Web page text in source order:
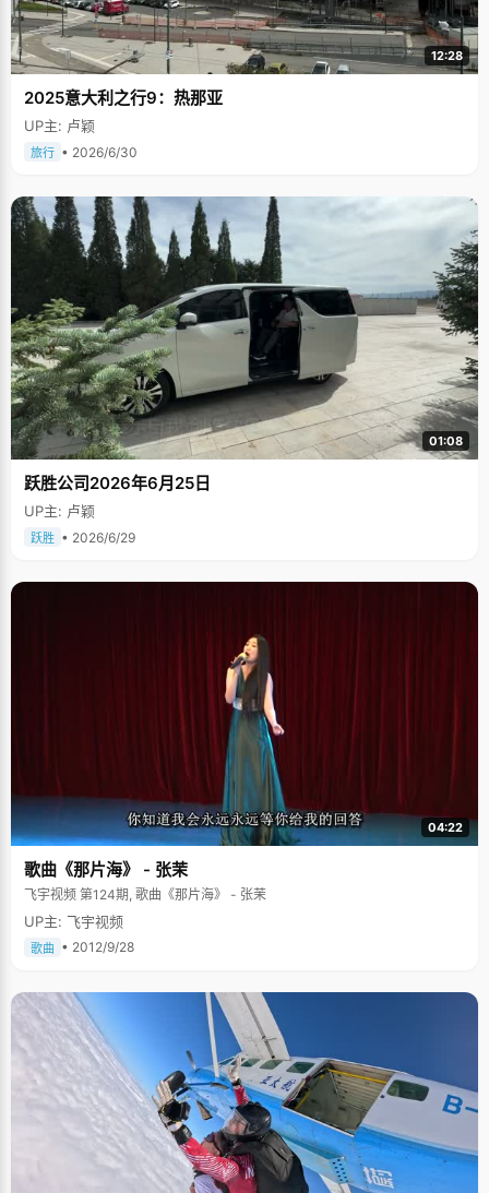
12:28
2025意大利之行9：热那亚
UP主: 卢颖
旅行 • 2026/6/30
01:08
跃胜公司2026年6月25日
UP主: 卢颖
跃胜 • 2026/6/29
04:22
歌曲《那片海》 - 张茉
飞宇视频 第124期, 歌曲《那片海》 - 张茉
UP主: 飞宇视频
歌曲 • 2012/9/28